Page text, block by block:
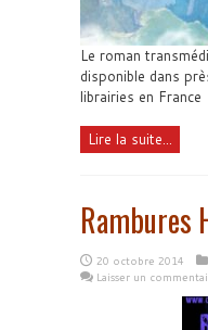
Le roman
disponible dans
librairies en France
Lire la suite...
Rambures
20 octobre 2014
Laisser un